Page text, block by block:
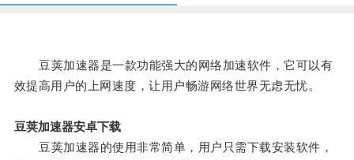
豆荚加速器是一款功能强大的网络加速软件，它可以有
效提高用户的上网速度，让用户畅游网络世界无虑无忧。
豆荚加速器安卓下载
豆荚加速器的使用非常简单，用户只需下载安装软件，